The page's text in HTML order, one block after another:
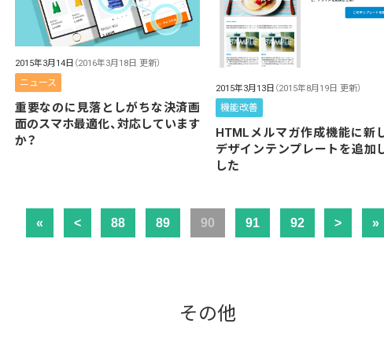
2015年3月14日 （2016年3月18日 更新）
ニュース
重要なのに見落としがちな決済画
面のスマホ最適化、対応しています
か？
2015年3月13日 （2015年8月19日 更新）
機能改善
HTMLメルマガ作成機能に新
デザインテンプレートを追加
した
« < 88 89 90 91 92 > »
その他